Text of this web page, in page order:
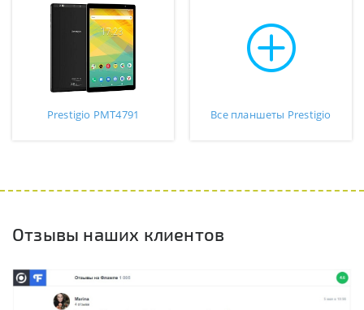
Prestigio PMT4791 Все планшеты Prestigio
Отзывы наших клиентов